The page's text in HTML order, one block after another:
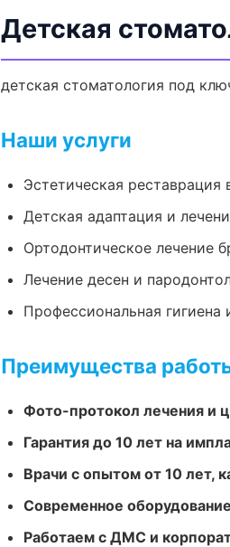
Детская
детская стоматология под
Наши услуги
Эстетическая реставрация
Детская адаптация и
Ортодонтическое лечение
Лечение десен и
Профессиональная гигиена
Преимущества
Фото-протокол лечения и
Гарантия до 10 лет на
Врачи с опытом от 10 лет,
Современное
Работаем с ДМС и